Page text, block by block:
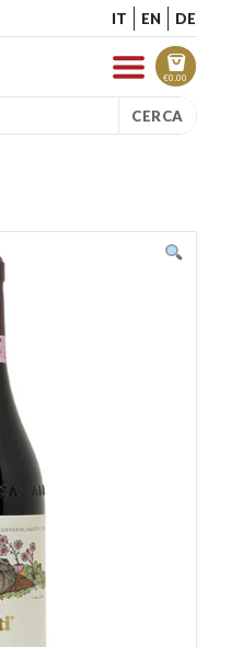
IT EN DE
€0.00
CERCA